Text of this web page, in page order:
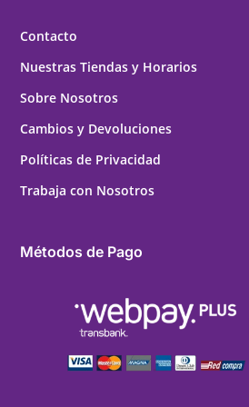
Contacto
Nuestras Tiendas y Horarios
Sobre Nosotros
Cambios y Devoluciones
Políticas de Privacidad
Trabaja con Nosotros
Métodos de Pago